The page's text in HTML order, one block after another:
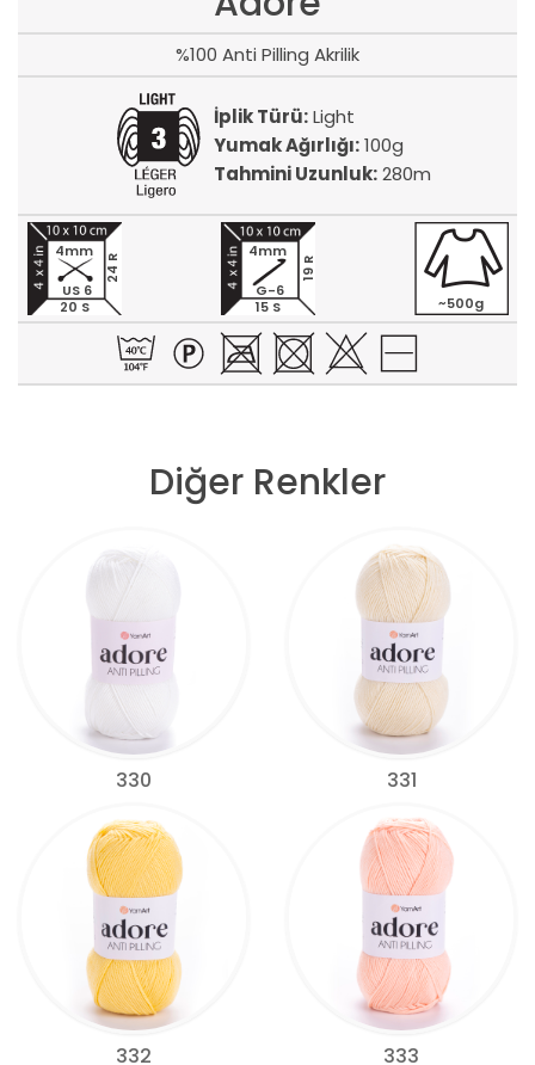
%100 Anti Pilling Akrilik
İplik Türü:Light
Yumak Ağırlığı:100g
Tahmini Uzunluk:280m
20 S
24 R
4mm
US 6
15 S
19 R
4mm
G-6
~500g
Diğer Renkler
330 331
332 333